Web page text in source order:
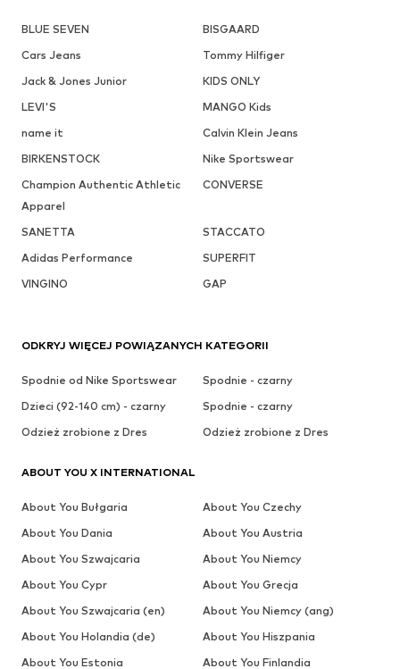
BLUE SEVEN
BISGAARD
Cars Jeans
Tommy Hilfiger
Jack & Jones Junior
KIDS ONLY
LEVI'S
MANGO Kids
name it
Calvin Klein Jeans
BIRKENSTOCK
Nike Sportswear
Champion Authentic Athletic
Apparel
CONVERSE
SANETTA
STACCATO
Adidas Performance
SUPERFIT
VINGINO
GAP
ODKRYJ WIĘCEJ POWIĄZANYCH KATEGORII
Spodnie od Nike Sportswear
Spodnie - czarny
Dzieci (92-140 cm) - czarny
Spodnie - czarny
Odzież zrobione z Dres
Odzież zrobione z Dres
ABOUT YOU X INTERNATIONAL
About You Bułgaria
About You Czechy
About You Dania
About You Austria
About You Szwajcaria
About You Niemcy
About You Cypr
About You Grecja
About You Szwajcaria (en)
About You Niemcy (ang)
About You Holandia (de)
About You Hiszpania
About You Estonia
About You Finlandia